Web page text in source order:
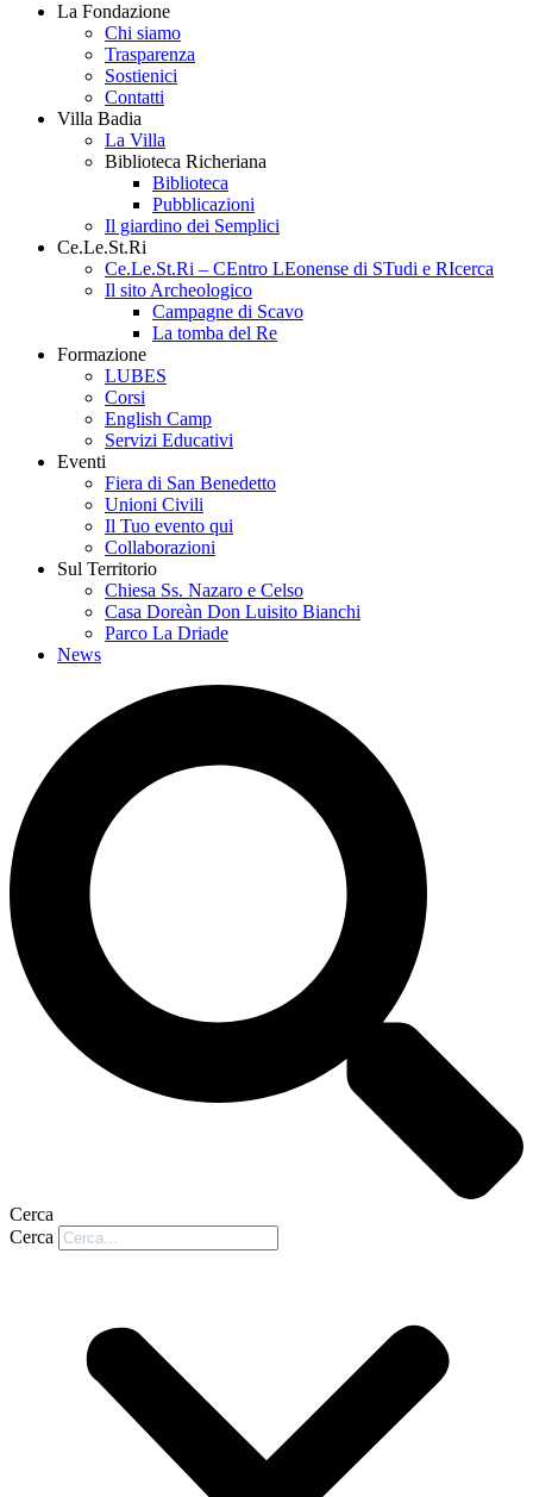
La Fondazione
Chi siamo
Trasparenza
Sostienici
Contatti
Villa Badia
La Villa
Biblioteca Richeriana
Biblioteca
Pubblicazioni
Il giardino dei Semplici
Ce.Le.St.Ri
Ce.Le.St.Ri – CEntro LEonense di STudi e RIcerca
Il sito Archeologico
Campagne di Scavo
La tomba del Re
Formazione
LUBES
Corsi
English Camp
Servizi Educativi
Eventi
Fiera di San Benedetto
Unioni Civili
Il Tuo evento qui
Collaborazioni
Sul Territorio
Chiesa Ss. Nazaro e Celso
Casa Doreàn Don Luisito Bianchi
Parco La Driade
News
Cerca
Cerca